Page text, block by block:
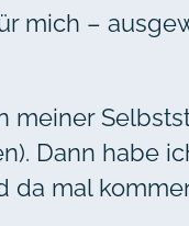
mich –
meiner
Dann habe
da mal